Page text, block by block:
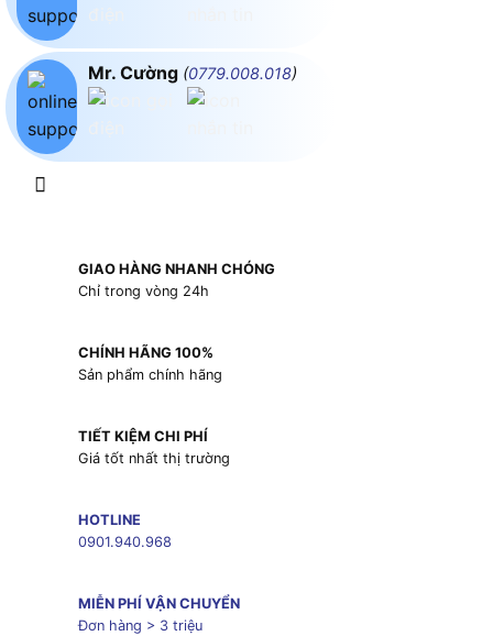
Mr. Cường (0779.008.018)
GIAO HÀNG NHANH CHÓNG
Chỉ trong vòng 24h
CHÍNH HÃNG 100%
Sản phẩm chính hãng
TIẾT KIỆM CHI PHÍ
Giá tốt nhất thị trường
HOTLINE
0901.940.968
MIỄN PHÍ VẬN CHUYỂN
Đơn hàng > 3 triệu